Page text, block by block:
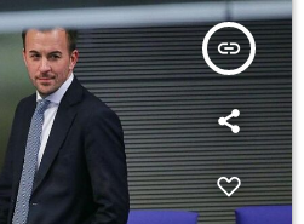
insert_link